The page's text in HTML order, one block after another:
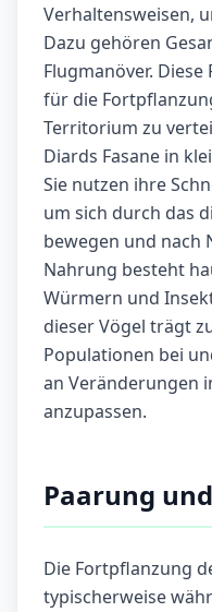
Verhaltensweisen,
Dazu gehören
Flugmanöver.
für die
Territorium zu
Diards Fasane in
Sie nutzen ihre
um sich durch das
bewegen und nach
Nahrung besteht
Würmern und
dieser Vögel trägt
Populationen bei
an Veränderungen
anzupassen.
Paarung
Die Fortpflanzung
typischerweise